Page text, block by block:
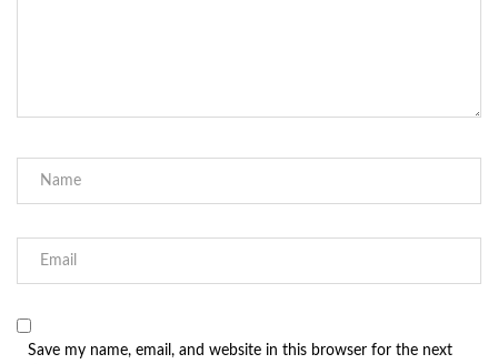
Save my name, email, and website in this browser for the next